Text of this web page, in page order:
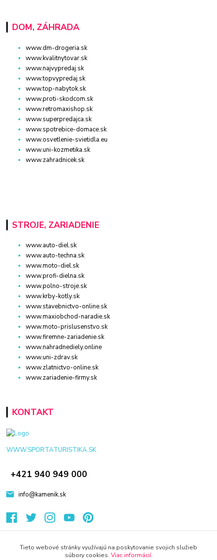
DOM, ZÁHRADA
www.dm-drogeria.sk
www.kvalitnytovar.sk
www.najvypredaj.sk
www.topvypredaj.sk
www.top-nabytok.sk
www.proti-skodcom.sk
www.retromaxishop.sk
www.superpredajca.sk
www.spotrebice-domace.sk
www.osvetlenie-svietidla.eu
www.uni-kozmetika.sk
www.zahradnicek.sk
STROJE, ZARIADENIE
www.auto-diel.sk
www.auto-techna.sk
www.moto-diel.sk
www.profi-dielna.sk
www.polno-stroje.sk
www.krby-kotly.sk
www.stavebnictvo-online.sk
www.maxiobchod-naradie.sk
www.moto-prislusenstvo.sk
www.firemne-zariadenie.sk
www.nahradnediely.online
www.uni-zdrav.sk
www.zlatnictvo-online.sk
www.zariadenie-firmy.sk
KONTAKT
WWW.SPORTATURISTIKA.SK
+421 940 949 000
info@kamenik.sk
Tieto webové stránky využívajú na poskytovanie svojich služieb
súbory cookies. Viac informácií.